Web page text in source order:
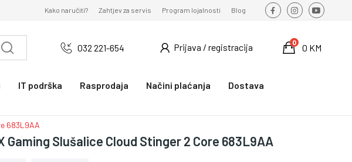
Kako naručiti? Zahtjev za servis Program lojalnosti Blog
032 221-654 Prijava / registracija 0 KM
0
IT podrška Rasprodaja Načini plaćanja Dostava
683L9AA
Gaming Slušalice Cloud Stinger 2 Core 683L9AA